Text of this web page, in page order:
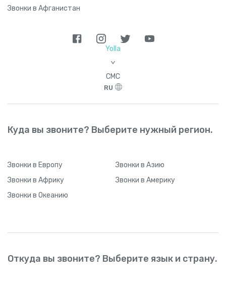
Звонки в Афганистан
Yolla
>
СМС
RU
Куда вы звоните? Выберите нужный регион.
Звонки в Европу Звонки в Азию
Звонки в Африку Звонки в Америку
Звонки в Океанию
Откуда вы звоните? Выберите язык и страну.